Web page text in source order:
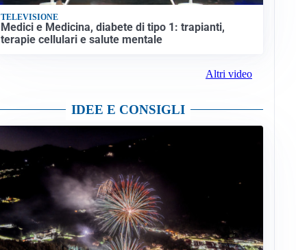
TELEVISIONE
Medici e Medicina, diabete di tipo 1: trapianti,
terapie cellulari e salute mentale
Altri video
IDEE E CONSIGLI